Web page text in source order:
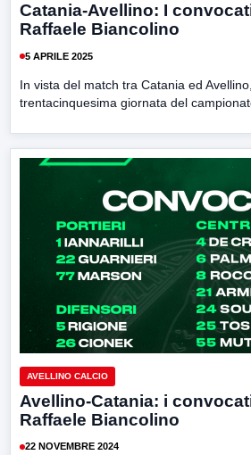
Catania-Avellino: I
Raffaele Biancolino
5 APRILE 2025
In vista del match tra Catania ed
trentacinquesima giornata del
AVELLINO CALCIO
Avellino-Catania: i
Raffaele Biancolino
22 NOVEMBRE 2024